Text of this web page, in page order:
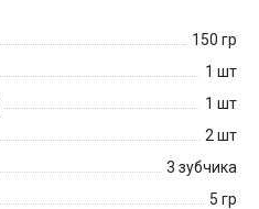
150 гр
1 шт
1 шт
2 шт
3 зубчика
5 гр